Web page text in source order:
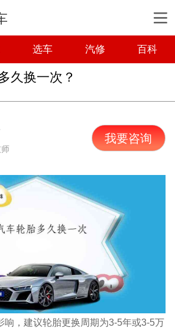
选车 汽修 百科
久换一次？
我要咨询
响，建议轮胎更换周期为3-5年或3-5万